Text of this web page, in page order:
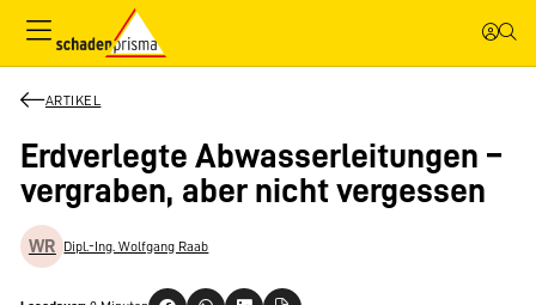
ARTIKEL
Erdverlegte Abwasserleitungen –
vergraben, aber nicht vergessen
WR Dipl.-Ing. Wolfgang Raab